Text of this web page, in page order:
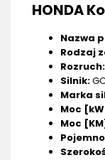
HONDA
Nazwa
Rodzaj
Rozruch:
Silnik:
Marka
Moc
Moc